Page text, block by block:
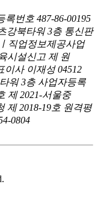
번호 487-86-00195
강북타워 3층 통신판
직업정보제공사업
시설신고 제 원
이사 이재성 04512
워 3층 사업자등록
제 2021-서울중
제 2018-19호 원격평
0804